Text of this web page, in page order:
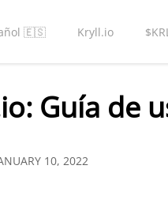
🇪🇸 Kryll.io
Guía de
10, 2022